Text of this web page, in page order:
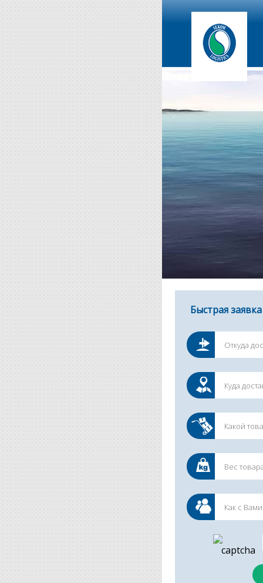
Быстрая заявка